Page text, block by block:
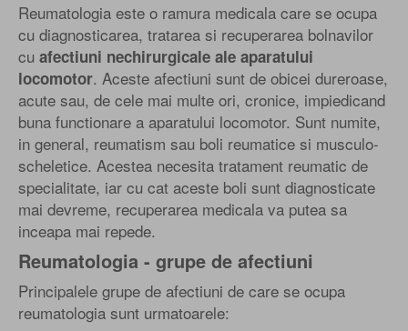
Reumatologia este o ramura medicala care se ocupa
cu diagnosticarea, tratarea si recuperarea bolnavilor
cu afectiuni nechirurgicale ale aparatului
locomotor. Aceste afectiuni sunt de obicei dureroase,
acute sau, de cele mai multe ori, cronice, impiedicand
buna functionare a aparatului locomotor. Sunt numite,
in general, reumatism sau boli reumatice si musculo-
scheletice. Acestea necesita tratament reumatic de
specialitate, iar cu cat aceste boli sunt diagnosticate
mai devreme, recuperarea medicala va putea sa
inceapa mai repede.
Reumatologia - grupe de afectiuni
Principalele grupe de afectiuni de care se ocupa
reumatologia sunt urmatoarele: